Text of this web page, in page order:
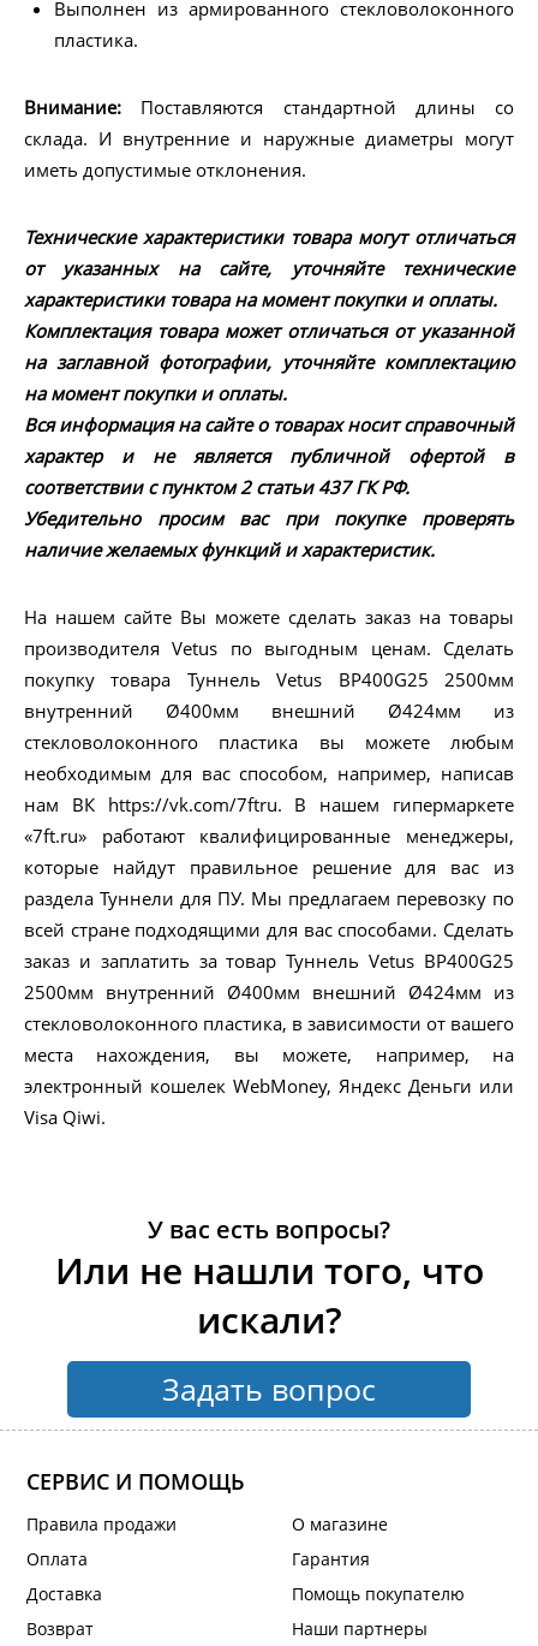
Выполнен из армированного стекловолоконного
пластика.
Внимание: Поставляются стандартной длины со
склада. И внутренние и наружные диаметры могут
иметь допустимые отклонения.
Технические характеристики товара могут отличаться
от указанных на сайте, уточняйте технические
характеристики товара на момент покупки и оплаты.
Комплектация товара может отличаться от указанной
на заглавной фотографии, уточняйте комплектацию
на момент покупки и оплаты.
Вся информация на сайте о товарах носит справочный
характер и не является публичной офертой в
соответствии с пунктом 2 статьи 437 ГК РФ.
Убедительно просим вас при покупке проверять
наличие желаемых функций и характеристик.
На нашем сайте Вы можете сделать заказ на товары
производителя Vetus по выгодным ценам. Сделать
покупку товара Туннель Vetus BP400G25 2500мм
внутренний Ø400мм внешний Ø424мм из
стекловолоконного пластика вы можете любым
необходимым для вас способом, например, написав
нам ВК https://vk.com/7ftru. В нашем гипермаркете
«7ft.ru» работают квалифицированные менеджеры,
которые найдут правильное решение для вас из
раздела Туннели для ПУ. Мы предлагаем перевозку по
всей стране подходящими для вас способами. Сделать
заказ и заплатить за товар Туннель Vetus BP400G25
2500мм внутренний Ø400мм внешний Ø424мм из
стекловолоконного пластика, в зависимости от вашего
места нахождения, вы можете, например, на
электронный кошелек WebMoney, Яндекс Деньги или
Visa Qiwi.
У вас есть вопросы?
Или не нашли того, что
искали?
Задать вопрос
СЕРВИС И ПОМОЩЬ
Правила продажи
Оплата
Доставка
Возврат
О магазине
Гарантия
Помощь покупателю
Наши партнеры